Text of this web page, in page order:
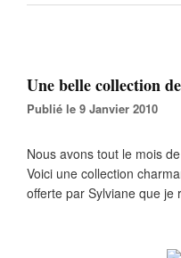
Une belle collection
Publié le 9 Janvier 2010
Nous avons tout le mois
Voici une collection
offerte par Sylviane que je